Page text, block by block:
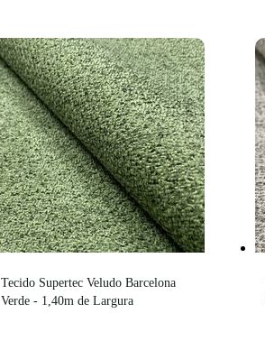
Tecido Supertec Veludo Barcelona
Verde - 1,40m de Largura